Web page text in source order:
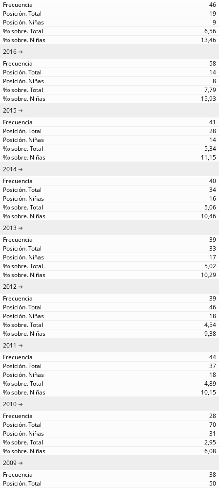
46
19
9
6,56
13,46
2016
58
14
8
7,79
15,93
2015
41
28
14
5,34
11,15
2014
40
34
16
5,06
10,46
2013
39
33
17
5,02
10,29
2012
39
46
18
4,54
9,38
2011
44
37
18
4,89
10,15
2010
28
70
31
2,95
6,08
2009
38
50